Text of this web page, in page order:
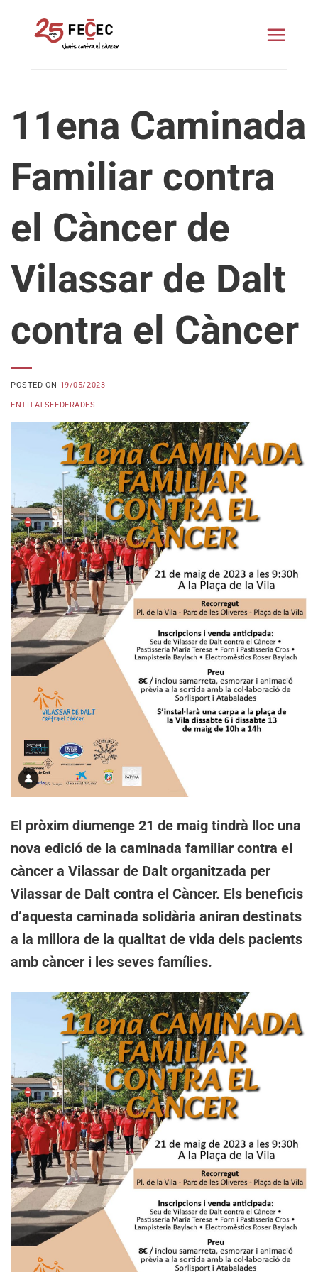
11ena Caminada
Familiar contra
el Càncer de
Vilassar de Dalt
contra el Càncer
POSTED ON 19/05/2023
ENTITATSFEDERADES
El pròxim diumenge 21 de maig tindrà lloc una
nova edició de la caminada familiar contra el
càncer a Vilassar de Dalt organitzada per
Vilassar de Dalt contra el Càncer. Els beneficis
d’aquesta caminada solidària aniran destinats
a la millora de la qualitat de vida dels pacients
amb càncer i les seves famílies.